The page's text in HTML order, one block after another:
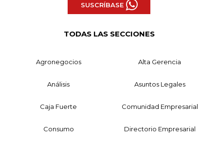
SUSCRÍBASE
TODAS LAS SECCIONES
Agronegocios Alta Gerencia
Análisis Asuntos Legales
Caja Fuerte Comunidad Empresarial
Consumo Directorio Empresarial